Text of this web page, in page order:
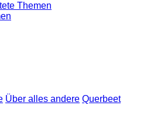
Themen
Über alles andere Querbeet